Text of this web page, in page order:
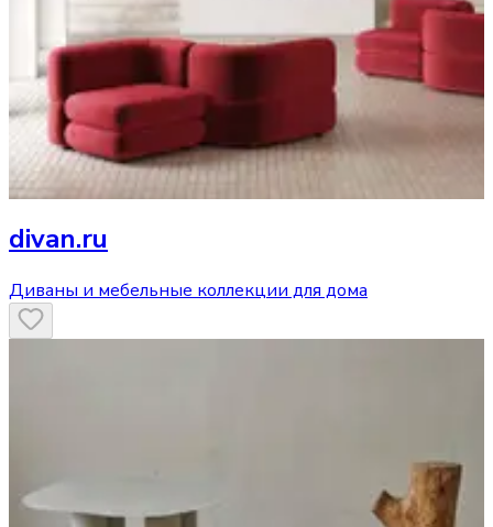
divan.ru
Диваны и мебельные коллекции для дома